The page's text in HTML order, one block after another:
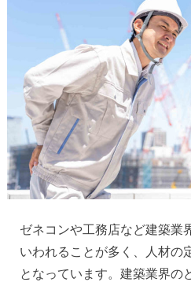
ゼネコンや工務店など建築業
いわれることが多く、人材の
となっています。建築業界の